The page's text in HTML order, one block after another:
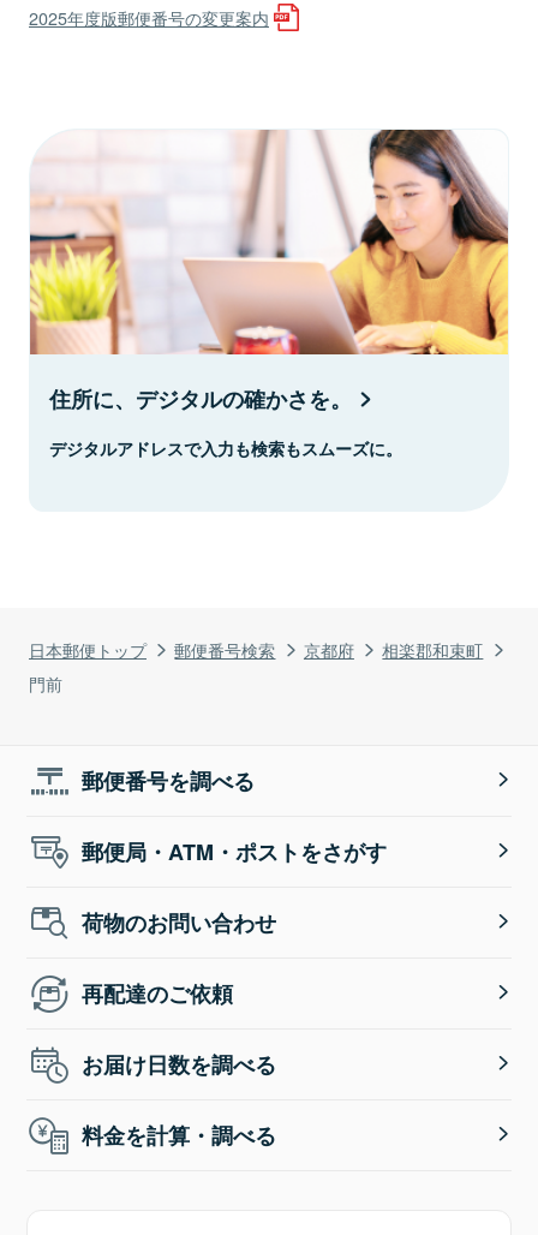
日本郵便トップ 郵便番号検索 京都府
相楽郡和束町
門前
2025年度版郵便番号の変更案内
住所に、デジタルの確かさを。
デジタルアドレスで入力も検索もスムーズに。
郵便番号を調べる
郵便局・ATM・ポストをさがす
荷物のお問い合わせ
再配達のご依頼
お届け日数を調べる
料金を計算・調べる